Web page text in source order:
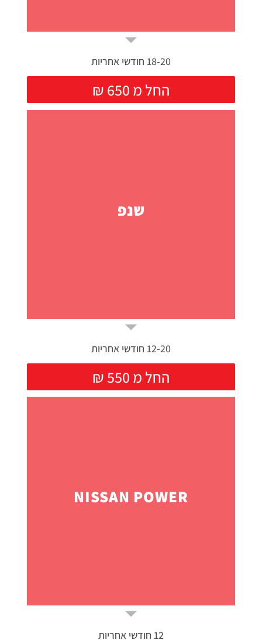
18-20 חודשי אחריות
₪ החל מ 650
שנפ
12-20 חודשי אחריות
₪ החל מ 550
NISSAN POWER
12 חודשי אחריות